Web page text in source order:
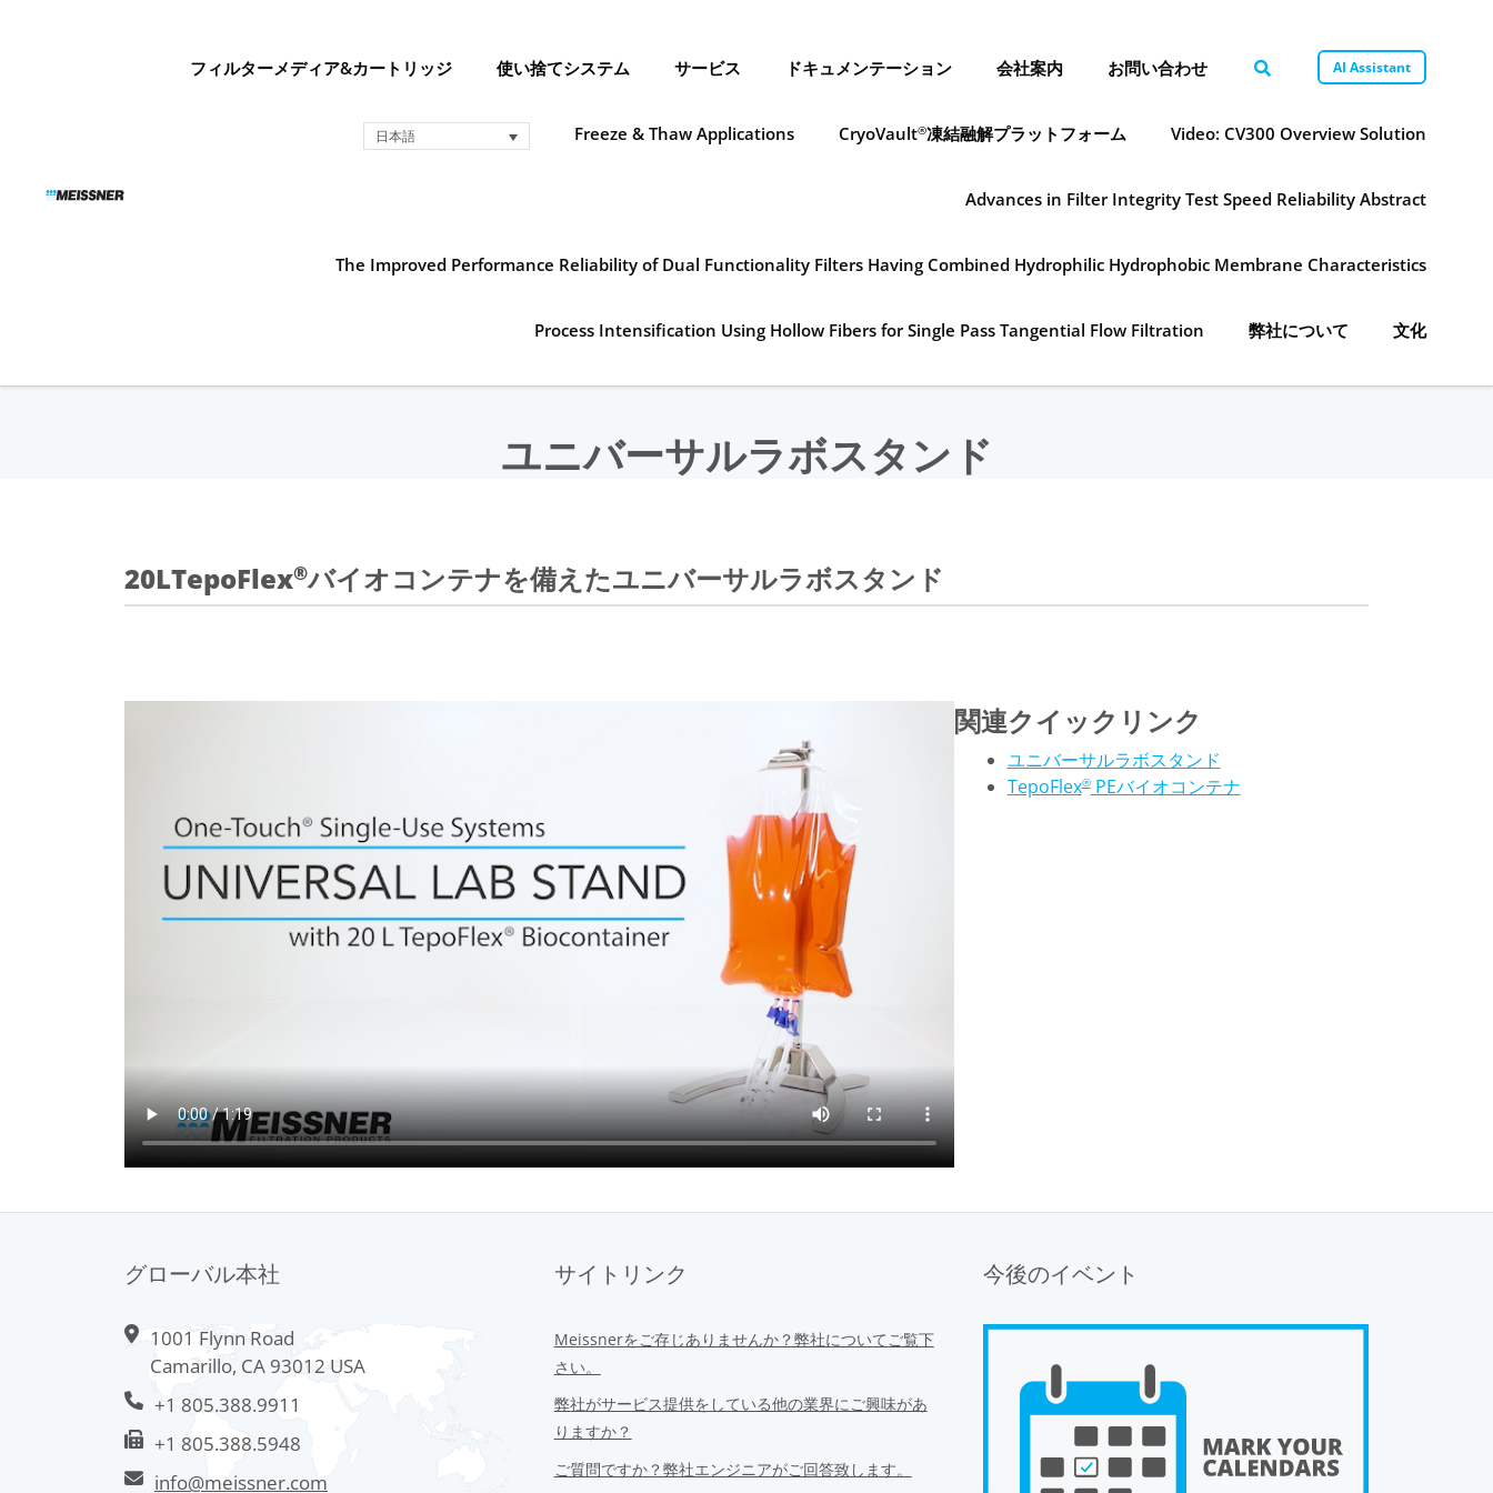
フィルターメディア&カートリッジ 使い捨てシステム サービス ドキュメンテーション 会社案内 お問い合わせ AI Assistant
日本語 Freeze & Thaw Applications CryoVault®凍結融解プラットフォーム Video: CV300 Overview Solution
Advances in Filter Integrity Test Speed Reliability Abstract
The Improved Performance Reliability of Dual Functionality Filters Having Combined Hydrophilic Hydrophobic Membrane Characteristics
Process Intensification Using Hollow Fibers for Single Pass Tangential Flow Filtration 弊社について 文化
ユニバーサルラボスタンド
20LTepoFlex®バイオコンテナを備えたユニバーサルラボスタンド
関連クイックリンク
ユニバーサルラボスタンド
TepoFlex®PEバイオコンテナ
グローバル本社
1001 Flynn Road
Camarillo, CA 93012 USA
+1 805.388.9911
+1 805.388.5948
info@meissner.com
サイトリンク
Meissnerをご存じありませんか？弊社についてご覧下
さい。
弊社がサービス提供をしている他の業界にご興味があ
りますか？
ご質問ですか？弊社エンジニアがご回答致します。
今後のイベント